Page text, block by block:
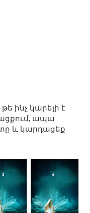
ինչ կարելի է
ապա
և կարդացեք